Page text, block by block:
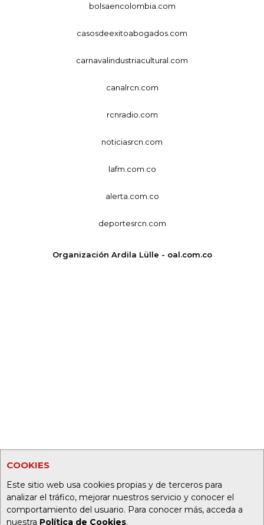
COOKIES
Este sitio web usa cookies propias y de terceros para
analizar el tráfico, mejorar nuestros servicio y conocer el
comportamiento del usuario. Para conocer más, acceda a
nuestra Política de Cookies.
bolsaencolombia.com
casosdeexitoabogados.com
carnavalindustriacultural.com
canalrcn.com
rcnradio.com
noticiasrcn.com
lafm.com.co
alerta.com.co
deportesrcn.com
Organización Ardila Lülle - oal.com.co